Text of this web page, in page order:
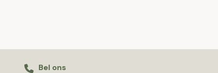
Bel ons